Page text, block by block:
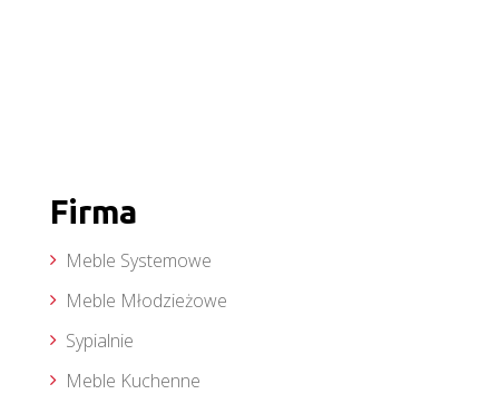
Firma
Meble Systemowe
Meble Młodzieżowe
Sypialnie
Meble Kuchenne